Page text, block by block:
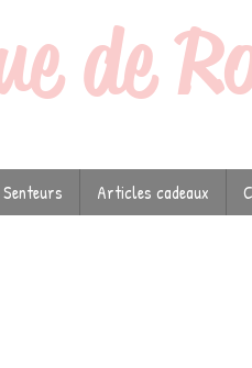
de
Senteurs Articles cadeaux